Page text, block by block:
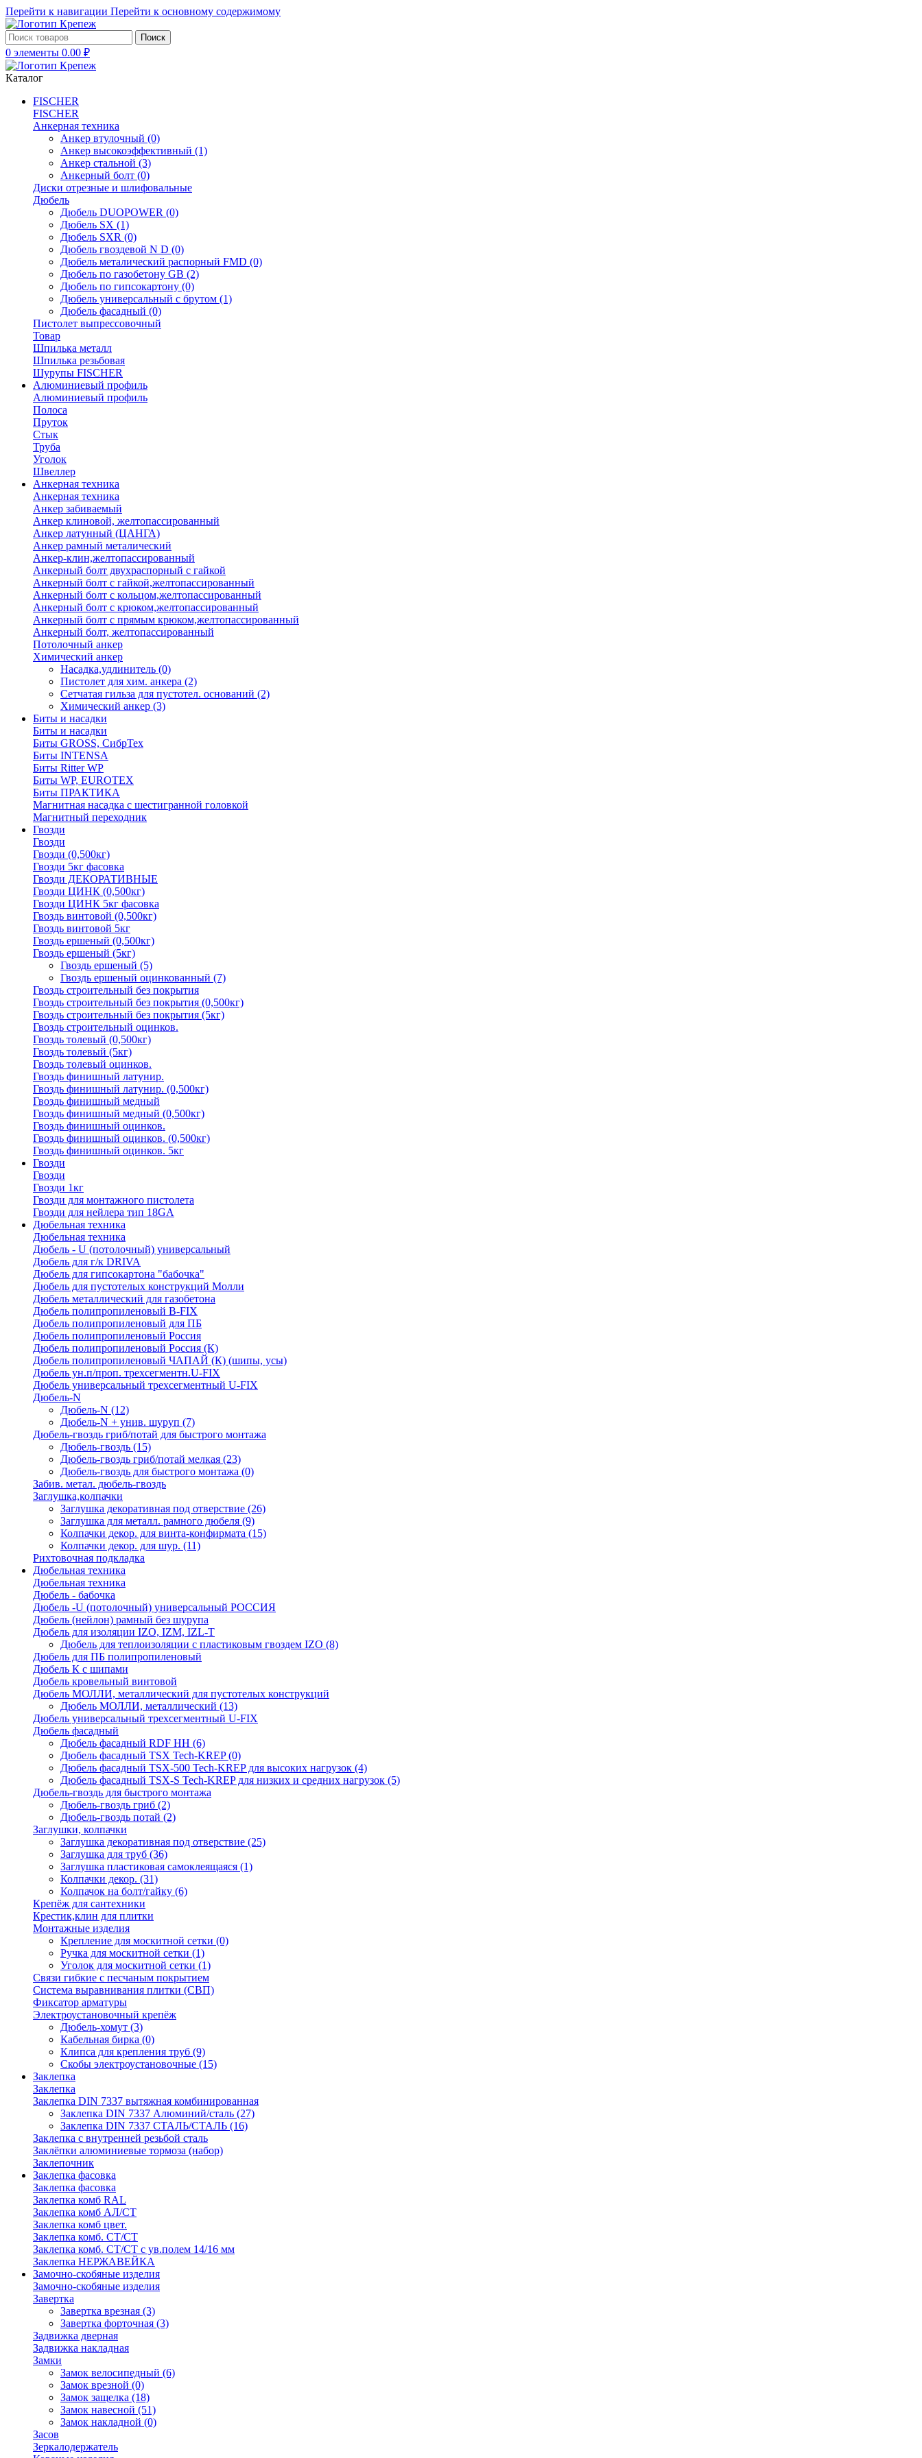
Перейти к навигации Перейти к основному содержимому
Поиск
0 элементы 0.00 ₽
Каталог
FISCHER
FISCHER
Анкерная техника
Анкер втулочный (0)
Анкер высокоэффективный (1)
Анкер стальной (3)
Анкерный болт (0)
Диски отрезные и шлифовальные
Дюбель
Дюбель DUOPOWER (0)
Дюбель SX (1)
Дюбель SXR (0)
Дюбель гвоздевой N D (0)
Дюбель металический распорный FMD (0)
Дюбель по газобетону GB (2)
Дюбель по гипсокартону (0)
Дюбель универсальный с брутом (1)
Дюбель фасадный (0)
Пистолет выпрессовочный
Товар
Шпилька металл
Шпилька резьбовая
Шурупы FISCHER
Алюминиевый профиль
Алюминиевый профиль
Полоса
Пруток
Стык
Труба
Уголок
Швеллер
Анкерная техника
Анкерная техника
Анкер забиваемый
Анкер клиновой, желтопассированный
Анкер латунный (ЦАНГА)
Анкер рамный металический
Анкер-клин,желтопассированный
Анкерный болт двухраспорный с гайкой
Анкерный болт с гайкой,желтопассированный
Анкерный болт с кольцом,желтопассированный
Анкерный болт с крюком,желтопассированный
Анкерный болт с прямым крюком,желтопассированный
Анкерный болт, желтопассированный
Потолочный анкер
Химический анкер
Насадка,удлинитель (0)
Пистолет для хим. анкера (2)
Сетчатая гильза для пустотел. оснований (2)
Химический анкер (3)
Биты и насадки
Биты и насадки
Биты GROSS, СибрТех
Биты INTENSA
Биты Ritter WP
Биты WP, EUROTEX
Биты ПРАКТИКА
Магнитная насадка с шестигранной головкой
Магнитный переходник
Гвозди
Гвозди
Гвозди (0,500кг)
Гвозди 5кг фасовка
Гвозди ДЕКОРАТИВНЫЕ
Гвозди ЦИНК (0,500кг)
Гвозди ЦИНК 5кг фасовка
Гвоздь винтовой (0,500кг)
Гвоздь винтовой 5кг
Гвоздь ершеный (0,500кг)
Гвоздь ершеный (5кг)
Гвоздь ершеный (5)
Гвоздь ершеный оцинкованный (7)
Гвоздь строительный без покрытия
Гвоздь строительный без покрытия (0,500кг)
Гвоздь строительный без покрытия (5кг)
Гвоздь строительный оцинков.
Гвоздь толевый (0,500кг)
Гвоздь толевый (5кг)
Гвоздь толевый оцинков.
Гвоздь финишный латунир.
Гвоздь финишный латунир. (0,500кг)
Гвоздь финишный медный
Гвоздь финишный медный (0,500кг)
Гвоздь финишный оцинков.
Гвоздь финишный оцинков. (0,500кг)
Гвоздь финишный оцинков. 5кг
Гвозди
Гвозди
Гвозди 1кг
Гвозди для монтажного пистолета
Гвозди для нейлера тип 18GA
Дюбельная техника
Дюбельная техника
Дюбель - U (потолочный) универсальный
Дюбель для г/к DRIVA
Дюбель для гипсокартона "бабочка"
Дюбель для пустотелых конструкций Молли
Дюбель металлический для газобетона
Дюбель полипропиленовый В-FIX
Дюбель полипропиленовый для ПБ
Дюбель полипропиленовый Россия
Дюбель полипропиленовый Россия (К)
Дюбель полипропиленовый ЧАПАЙ (К) (шипы, усы)
Дюбель ун.п/проп. трехсегментн.U-FIX
Дюбель универсальный трехсегментный U-FIX
Дюбель-N
Дюбель-N (12)
Дюбель-N + унив. шуруп (7)
Дюбель-гвоздь гриб/потай для быстрого монтажа
Дюбель-гвоздь (15)
Дюбель-гвоздь гриб/потай мелкая (23)
Дюбель-гвоздь для быстрого монтажа (0)
Забив. метал. дюбель-гвоздь
Заглушка,колпачки
Заглушка декоративная под отверствие (26)
Заглушка для металл. рамного дюбеля (9)
Колпачки декор. для винта-конфирмата (15)
Колпачки декор. для шур. (11)
Рихтовочная подкладка
Дюбельная техника
Дюбельная техника
Дюбель - бабочка
Дюбель -U (потолочный) универсальный РОССИЯ
Дюбель (нейлон) рамный без шурупа
Дюбель для изоляции IZO, IZM, IZL-T
Дюбель для теплоизоляции с пластиковым гвоздем IZO (8)
Дюбель для ПБ полипропиленовый
Дюбель К с шипами
Дюбель кровельный винтовой
Дюбель МОЛЛИ, металлический для пустотелых конструкций
Дюбель МОЛЛИ, металлический (13)
Дюбель универсальный трехсегментный U-FIX
Дюбель фасадный
Дюбель фасадный RDF НН (6)
Дюбель фасадный TSX Tech-KREP(0)
Дюбель фасадный TSX-500 Tech-KREP для высоких нагрузок (4)
Дюбель фасадный TSX-S Tech-KREP для низких и средних нагрузок (5)
Дюбель-гвоздь для быстрого монтажа
Дюбель-гвоздь гриб (2)
Дюбель-гвоздь потай (2)
Заглушки, колпачки
Заглушка декоративная под отверствие (25)
Заглушка для труб (36)
Заглушка пластиковая самоклеящаяся (1)
Колпачки декор. (31)
Колпачок на болт/гайку (6)
Крепёж для сантехники
Крестик,клин для плитки
Монтажные изделия
Крепление для москитной сетки (0)
Ручка для москитной сетки (1)
Уголок для москитной сетки (1)
Связи гибкие с песчаным покрытием
Система выравнивания плитки (СВП)
Фиксатор арматуры
Электроустановочный крепёж
Дюбель-хомут (3)
Кабельная бирка (0)
Клипса для крепления труб (9)
Скобы электроустановочные (15)
Заклепка
Заклепка
Заклепка DIN 7337 вытяжная комбинированная
Заклепка DIN 7337 Алюминий/сталь (27)
Заклепка DIN 7337 СТАЛЬ/СТАЛЬ (16)
Заклепка с внутренней резьбой сталь
Заклёпки алюминиевые тормоза (набор)
Заклепочник
Заклепка фасовка
Заклепка фасовка
Заклепка комб RAL
Заклепка комб АЛ/СТ
Заклепка комб цвет.
Заклепка комб. СТ/СТ
Заклепка комб. СТ/СТ с ув.полем 14/16 мм
Заклепка НЕРЖАВЕЙКА
Замочно-скобяные изделия
Замочно-скобяные изделия
Завертка
Завертка врезная (3)
Завертка форточная (3)
Задвижка дверная
Задвижка накладная
Замки
Замок велосипедный (6)
Замок врезной (0)
Замок защелка (18)
Замок навесной (51)
Замок накладной (0)
Засов
Зеркалодержатель